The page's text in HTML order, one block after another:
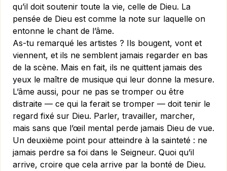
qu’il doit soutenir toute la vie, celle de Dieu. La
pensée de Dieu est comme la note sur laquelle on
entonne le chant de l’âme.
As-tu remarqué les artistes ? Ils bougent, vont et
viennent, et ils ne semblent jamais regarder en bas
de la scène. Mais en fait, ils ne quittent jamais des
yeux le maître de musique qui leur donne la mesure.
L’âme aussi, pour ne pas se tromper ou être
distraite — ce qui la ferait se tromper — doit tenir le
regard fixé sur Dieu. Parler, travailler, marcher,
mais sans que l’œil mental perde jamais Dieu de vue.
Un deuxième point pour atteindre à la sainteté : ne
jamais perdre sa foi dans le Seigneur. Quoi qu’il
arrive, croire que cela arrive par la bonté de Dieu.